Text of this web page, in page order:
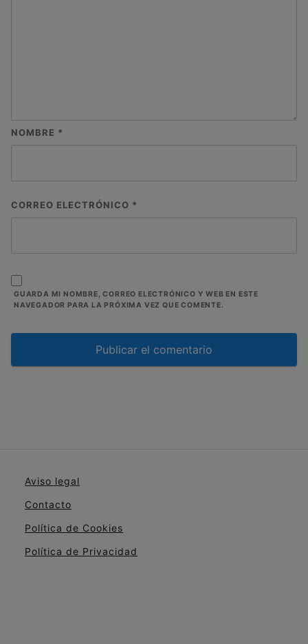
NOMBRE *
CORREO ELECTRÓNICO *
GUARDA MI NOMBRE, CORREO ELECTRÓNICO Y WEB EN ESTE
NAVEGADOR PARA LA PRÓXIMA VEZ QUE COMENTE.
Aviso legal
Contacto
Política de Cookies
Política de Privacidad